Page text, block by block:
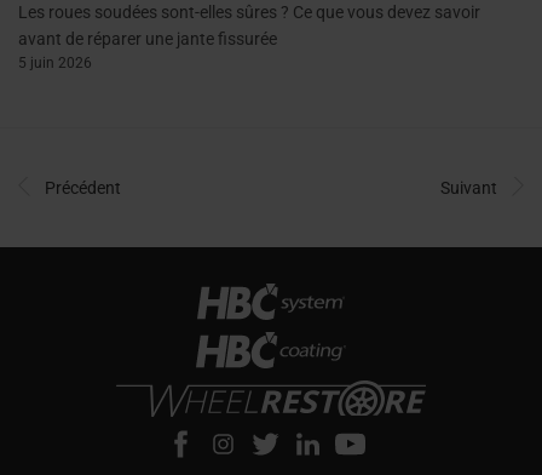
Les roues soudées sont-elles sûres ? Ce que vous devez savoir
avant de réparer une jante fissurée
5 juin 2026
Précédent Suivant